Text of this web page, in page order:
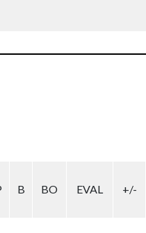
B BO EVAL
+/-